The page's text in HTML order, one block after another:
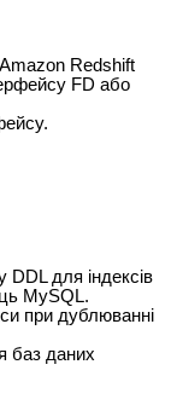
Redshift
FD або
для індексів
MySQL.
при дублюванні
баз даних